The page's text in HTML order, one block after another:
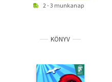
2 - 3 munkanap
KÖNYV